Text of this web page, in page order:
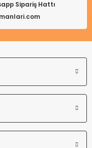
Sipariş Hattı